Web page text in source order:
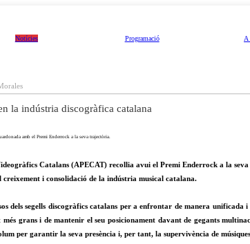
Notícies Programació A
la indústria discogràfica catalana
amb el Premi Enderrock a la seva trajectòria.
Catalans (APECAT) recollia avui el Premi Enderrock a la
i consolidació de la indústria musical catalana.
dels segells discogràfics catalans per a enfrontar de manera
grans i de mantenir el seu posicionament davant de gegants
per garantir la seva presència i, per tant, la supervivència de